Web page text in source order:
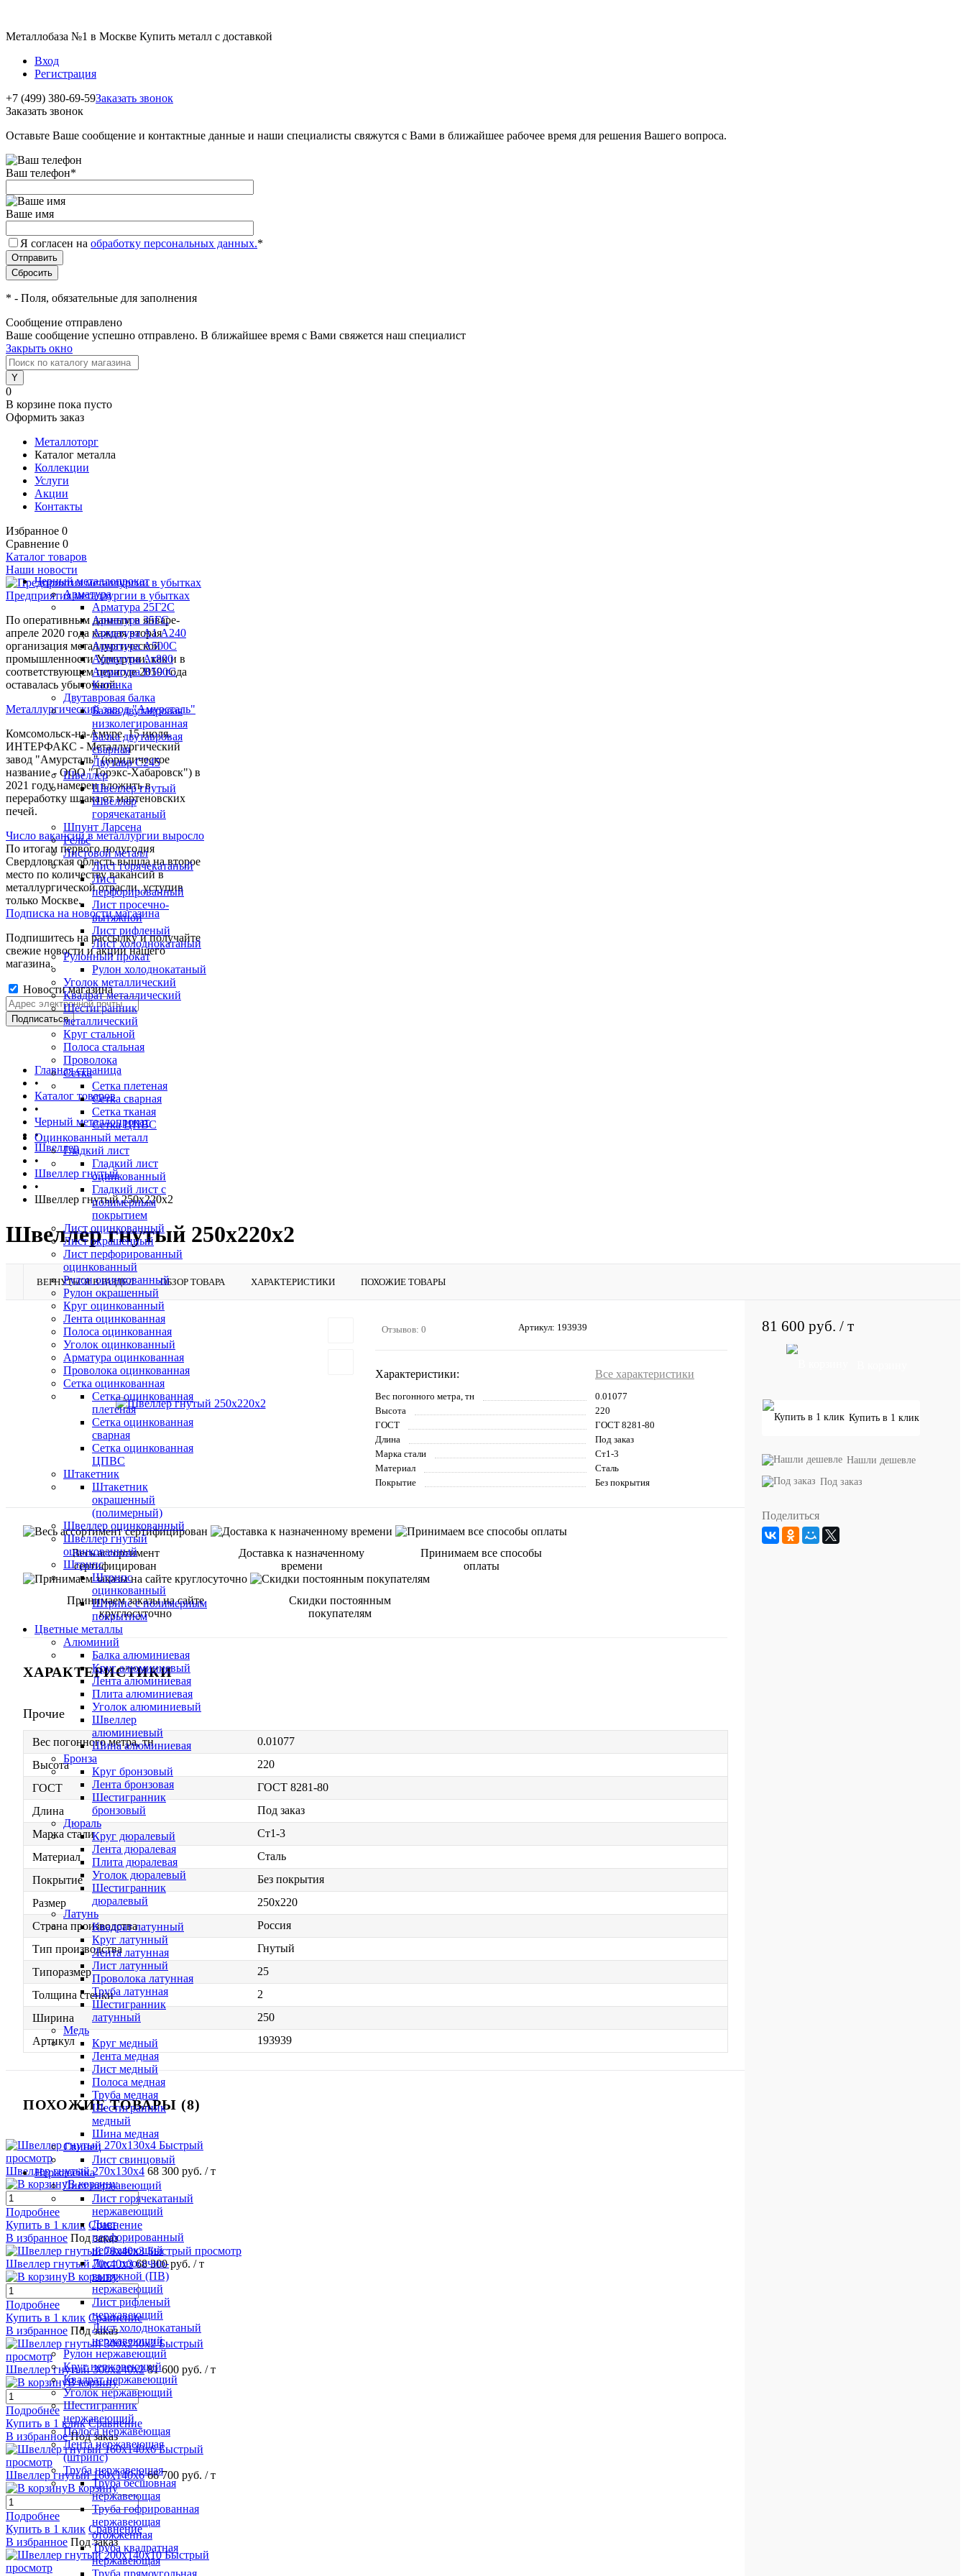
Металлобаза №1 в Москве Купить металл с доставкой
Вход
Регистрация
+7 (499) 380-69-59Заказать звонок
Заказать звонок
Оставьте Ваше сообщение и контактные данные и наши специалисты свяжутся с Вами в ближайшее рабочее время для решения Вашего вопроса.
Ваш телефон*
Ваше имя
Я согласен на обработку персональных данных.*
* - Поля, обязательные для заполнения
Сообщение отправлено
Ваше сообщение успешно отправлено. В ближайшее время с Вами свяжется наш специалист
Закрыть окно
0
В корзине пока пусто
Оформить заказ
Металлоторг
Каталог металла
Коллекции
Услуги
Акции
Контакты
Избранное 0
Сравнение 0
Каталог товаров
Черный металлопрокат
Арматура
Арматура 25Г2С
Арматура 35ГС
Арматура А1 А240
Арматура А500С
Арматура Ат800
Арматура В500С
Катанка
Двутавровая балка
Балка двутавровая
низколегированная
Балка двутавровая
сварная
Двутавр С245
Швеллер
Швеллер гнутый
Швеллер
горячекатаный
Шпунт Ларсена
Рельс
Листовой металл
Лист горячекатаный
Лист
перфорированный
Лист просечно-
вытяжной
Лист рифленый
Лист холоднокатаный
Рулонный прокат
Рулон холоднокатаный
Уголок металлический
Квадрат металлический
Шестигранник
металлический
Круг стальной
Полоса стальная
Проволока
Сетка
Сетка плетеная
Сетка сварная
Сетка тканая
Сетка ЦПВС
Оцинкованный металл
Гладкий лист
Гладкий лист
оцинкованный
Гладкий лист с
полимерным
покрытием
Лист оцинкованный
Лист окрашенный
Лист перфорированный
оцинкованный
Рулон оцинкованный
Рулон окрашенный
Круг оцинкованный
Лента оцинкованная
Полоса оцинкованная
Уголок оцинкованный
Арматура оцинкованная
Проволока оцинкованная
Сетка оцинкованная
Сетка оцинкованная
плетеная
Сетка оцинкованная
сварная
Сетка оцинкованная
ЦПВС
Штакетник
Штакетник
окрашенный
(полимерный)
Швеллер оцинкованный
Швеллер гнутый
оцинкованный
Штрипс
Штрипс
оцинкованный
Штрипс с полимерным
покрытием
Цветные металлы
Алюминий
Балка алюминиевая
Круг алюминиевый
Лента алюминиевая
Плита алюминиевая
Уголок алюминиевый
Швеллер
алюминиевый
Шина алюминиевая
Бронза
Круг бронзовый
Лента бронзовая
Шестигранник
бронзовый
Дюраль
Круг дюралевый
Лента дюралевая
Плита дюралевая
Уголок дюралевый
Шестигранник
дюралевый
Латунь
Квадрат латунный
Круг латунный
Лента латунная
Лист латунный
Проволока латунная
Труба латунная
Шестигранник
латунный
Медь
Круг медный
Лента медная
Лист медный
Полоса медная
Труба медная
Шестигранник
медный
Шина медная
Свинец
Лист свинцовый
Нержавейка
Лист нержавеющий
Лист горячекатаный
нержавеющий
Лист
перфорированный
нержавеющий
Лист просечно-
вытяжной (ПВ)
нержавеющий
Лист рифленый
нержавеющий
Лист холоднокатаный
нержавеющий
Рулон нержавеющий
Круг нержавеющий
Квадрат нержавеющий
Уголок нержавеющий
Шестигранник
нержавеющий
Полоса нержавеющая
Лента нержавеющая
(штрипс)
Труба нержавеющая
Труба бесшовная
нержавеющая
Труба гофрированная
нержавеющая
отожженная
Труба квадратная
нержавеющая
Труба прямоугольная
Наши новости
Предприятия металлургии в убытках
По оперативным данным в январе-
апреле 2020 года каждая вторая
организация металлургической
промышленности Удмуртии, как и в
соответствующем периоде 2019 года
оставалась убыточной.
Металлургический завод "Амурсталь"
Комсомольск-на-Амуре. 15 июля.
ИНТЕРФАКС - Металлургический
завод "Амурсталь" (юридическое
название - ООО "Торэкс-Хабаровск") в
2021 году намерен вложить в
переработку шлака от мартеновских
печей.
Число вакансий в металлургии выросло
По итогам первого полугодия
Свердловская область вышла на второе
место по количеству вакансий в
металлургической отрасли, уступив
только Москве.
Подписка на новости магазина
Подпишитесь на рассылку и получайте
свежие новости и акции нашего
магазина.
Новости магазина
Главная страница
•
Каталог товаров
•
Черный металлопрокат
•
Швеллер
•
Швеллер гнутый
•
Швеллер гнутый 250х220х2
Швеллер гнутый 250х220х2
ВЕРНУТЬСЯ В РАЗДЕЛ ОБЗОР ТОВАРА ХАРАКТЕРИСТИКИ ПОХОЖИЕ ТОВАРЫ
Отзывов: 0 Артикул: 193939
Характеристики: Все характеристики
Вес погонного метра, тн
0.01077
Высота
220
ГОСТ
ГОСТ 8281-80
Длина
Под заказ
Марка стали
Ст1-3
Материал
Сталь
Покрытие
Без покрытия
Весь ассортимент
сертифицирован
Доставка к назначенному
времени
Принимаем все способы
оплаты
Принимаем заказы на сайте
круглосуточно
Скидки постоянным
покупателям
ХАРАКТЕРИСТИКИ
Прочие
Вес погонного метра, тн
0.01077
Высота
220
ГОСТ
ГОСТ 8281-80
Длина
Под заказ
Марка стали
Ст1-3
Материал
Сталь
Покрытие
Без покрытия
Размер
250х220
Страна производства
Россия
Тип производства
Гнутый
Типоразмер
25
Толщина стенки
2
Ширина
250
Артикул
193939
ПОХОЖИЕ ТОВАРЫ (8)
Быстрый
просмотр
Швеллер гнутый 270х130х4 68 300 руб. / т
В корзину
Подробнее
Купить в 1 клик Сравнение
В избранное Под заказ
Быстрый просмотр
Швеллер гнутый 70х40х3 68 300 руб. / т
В корзину
Подробнее
Купить в 1 клик Сравнение
В избранное Под заказ
Быстрый
просмотр
Швеллер гнутый 300х240х2 81 600 руб. / т
В корзину
Подробнее
Купить в 1 клик Сравнение
В избранное Под заказ
Быстрый
просмотр
Швеллер гнутый 160х140х6 66 700 руб. / т
В корзину
Подробнее
Купить в 1 клик Сравнение
В избранное Под заказ
Быстрый
просмотр
81 600 руб. / т
Купить в 1 клик
Нашли дешевле
Под заказ
Поделиться